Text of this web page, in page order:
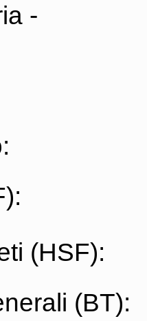
-
(HSF):
(BT):